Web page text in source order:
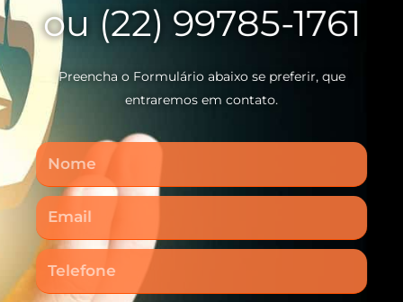
ou (22) 99785-1761
Preencha o Formulário abaixo se preferir, que
entraremos em contato.
Nome
Email
Telefone